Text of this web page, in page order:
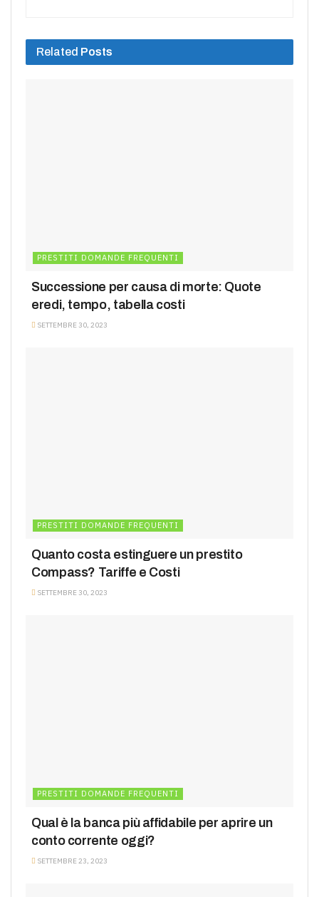
Related Posts
PRESTITI DOMANDE FREQUENTI
Successione per causa di morte: Quote
eredi, tempo, tabella costi
SETTEMBRE 30, 2023
PRESTITI DOMANDE FREQUENTI
Quanto costa estinguere un prestito
Compass? Tariffe e Costi
SETTEMBRE 30, 2023
PRESTITI DOMANDE FREQUENTI
Qual è la banca più affidabile per aprire un
conto corrente oggi?
SETTEMBRE 23, 2023